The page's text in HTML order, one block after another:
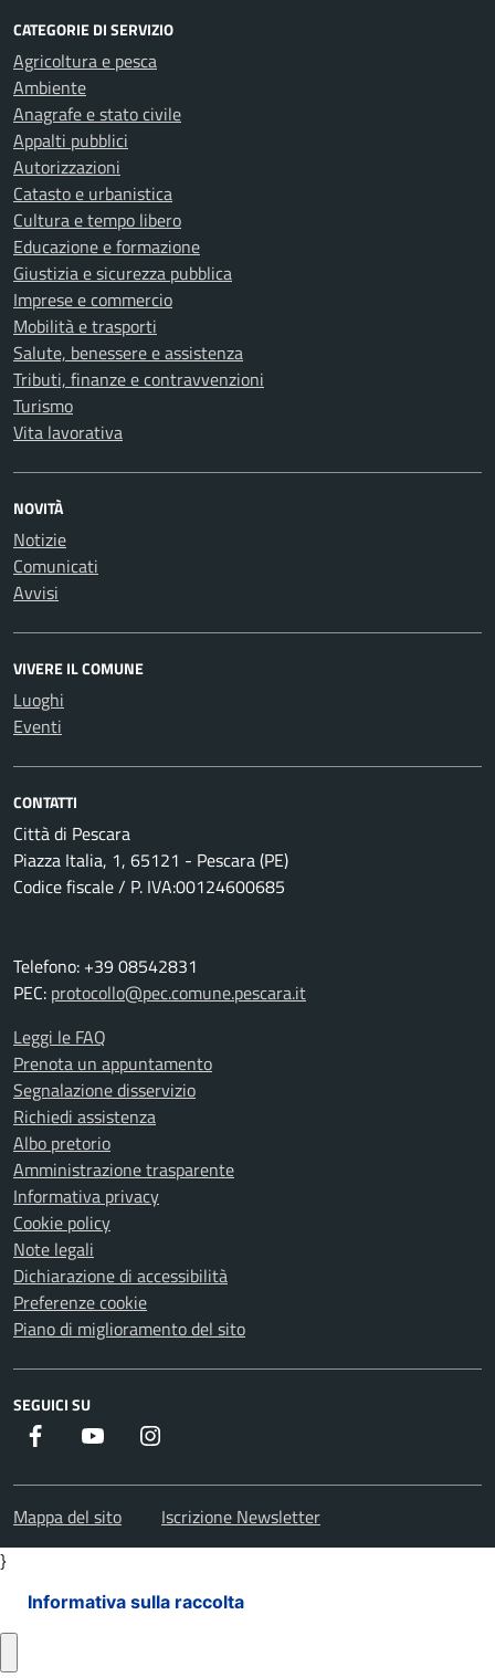
CATEGORIE DI SERVIZIO
Agricoltura e pesca
Ambiente
Anagrafe e stato civile
Appalti pubblici
Autorizzazioni
Catasto e urbanistica
Cultura e tempo libero
Educazione e formazione
Giustizia e sicurezza pubblica
Imprese e commercio
Mobilità e trasporti
Salute, benessere e assistenza
Tributi, finanze e contravvenzioni
Turismo
Vita lavorativa
NOVITÀ
Notizie
Comunicati
Avvisi
VIVERE IL COMUNE
Luoghi
Eventi
CONTATTI
Città di Pescara
Piazza Italia, 1, 65121 - Pescara (PE)
Codice fiscale / P. IVA:00124600685
Telefono: +39 08542831
PEC: protocollo@pec.comune.pescara.it
Leggi le FAQ
Prenota un appuntamento
Segnalazione disservizio
Richiedi assistenza
Albo pretorio
Amministrazione trasparente
Informativa privacy
Cookie policy
Note legali
Dichiarazione di accessibilità
Preferenze cookie
Piano di miglioramento del sito
SEGUICI SU
Facebook Youtube
Mappa del sito
Iscrizione Newsletter
}
Informativa sulla raccolta